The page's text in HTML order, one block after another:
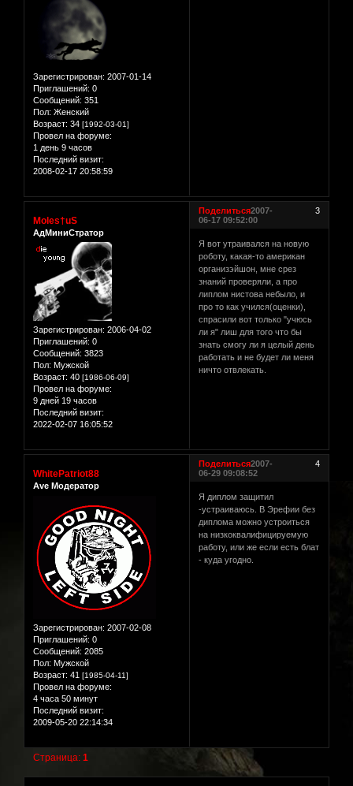
Зарегистрирован: 2007-01-14
Приглашений: 0
Сообщений: 351
Пол: Женский
Возраст: 34 [1992-03-01]
Провел на форуме:
1 день 9 часов
Последний визит:
2008-02-17 20:58:59
Поделиться 3
2007-
06-17 09:52:00
Moles†uS
АдМиниСтратор
Зарегистрирован: 2006-04-02
Приглашений: 0
Сообщений: 3823
Пол: Мужской
Возраст: 40 [1986-06-09]
Провел на форуме:
9 дней 19 часов
Последний визит:
2022-02-07 16:05:52
Я вот утраивался на новую
роботу, какая-то американ
организэйшон, мне срез
знаний проверяли, а про
липлом нистова небыло, и
про то как учился(оценки),
спрасили вот только "учюсь
ли я" лиш для того что бы
знать смогу ли я целый день
работать и не будет ли меня
ничто отвлекать.
Поделиться 4
2007-
06-29 09:08:52
WhitePatriot88
Ave Модератор
Зарегистрирован: 2007-02-08
Приглашений: 0
Сообщений: 2085
Пол: Мужской
Возраст: 41 [1985-04-11]
Провел на форуме:
4 часа 50 минут
Последний визит:
2009-05-20 22:14:34
Я диплом защитил
-устраиваюсь. В Эрефии без
диплома можно устроиться
на низкоквалифицируемую
работу, или же если есть блат
- куда угодно.
Страница:1